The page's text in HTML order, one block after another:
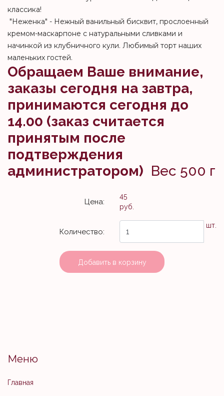
классика!
"Неженка" - Нежный ванильный бисквит, прослоенный
кремом-маскарпоне с натуральными сливками и
начинкой из клубничного кули. Любимый торт наших
маленьких гостей.
Обращаем Ваше внимание,
заказы сегодня на завтра,
принимаются сегодня до
14.00 (заказ считается
принятым после
подтверждения
администратором) Вес 500 г
Цена:
45
руб.
Количество:
шт.
Добавить в корзину
Меню
Главная